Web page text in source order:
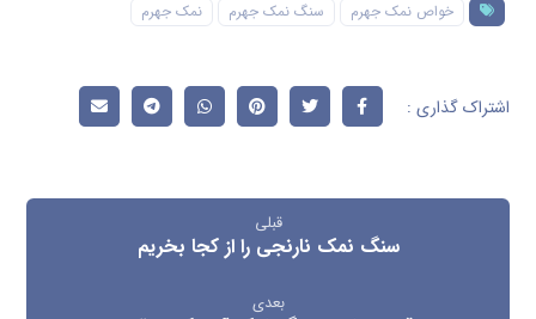
خواص نمک جهرم سنگ نمک جهرم نمک جهرم
قبلی
سنگ نمک نارنجی را از کجا بخریم
بعدی